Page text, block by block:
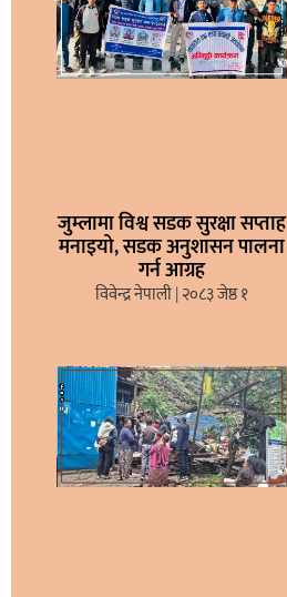
जुम्लामा विश्व सडक सुरक्षा सप्ताह
मनाइयो, सडक अनुशासन पालना
गर्न आग्रह
विवेन्द्र नेपाली २०८३ जेष्ठ १